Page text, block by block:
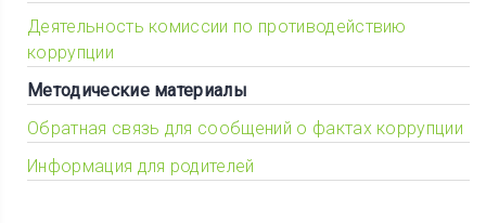
Деятельность комиссии по противодействию
коррупции
Методические материалы
Обратная связь для сообщений о фактах коррупции
Информация для родителей